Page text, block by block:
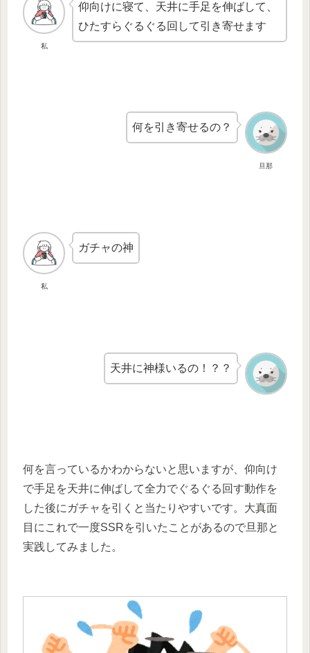
私
仰向けに寝て、天井に手足を伸ばして、
ひたすらぐるぐる回して引き寄せます
旦那
何を引き寄せるの？
私
ガチャの神
天井に神様いるの！？？
何を言っているかわからないと思いますが、仰向け
で手足を天井に伸ばして全力でぐるぐる回す動作を
した後にガチャを引くと当たりやすいです。大真面
目にこれで一度SSRを引いたことがあるので旦那と
実践してみました。